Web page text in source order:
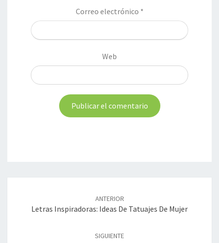
Correo electrónico *
Web
entradas
ANTERIOR
Letras Inspiradoras: Ideas De Tatuajes De Mujer
SIGUIENTE